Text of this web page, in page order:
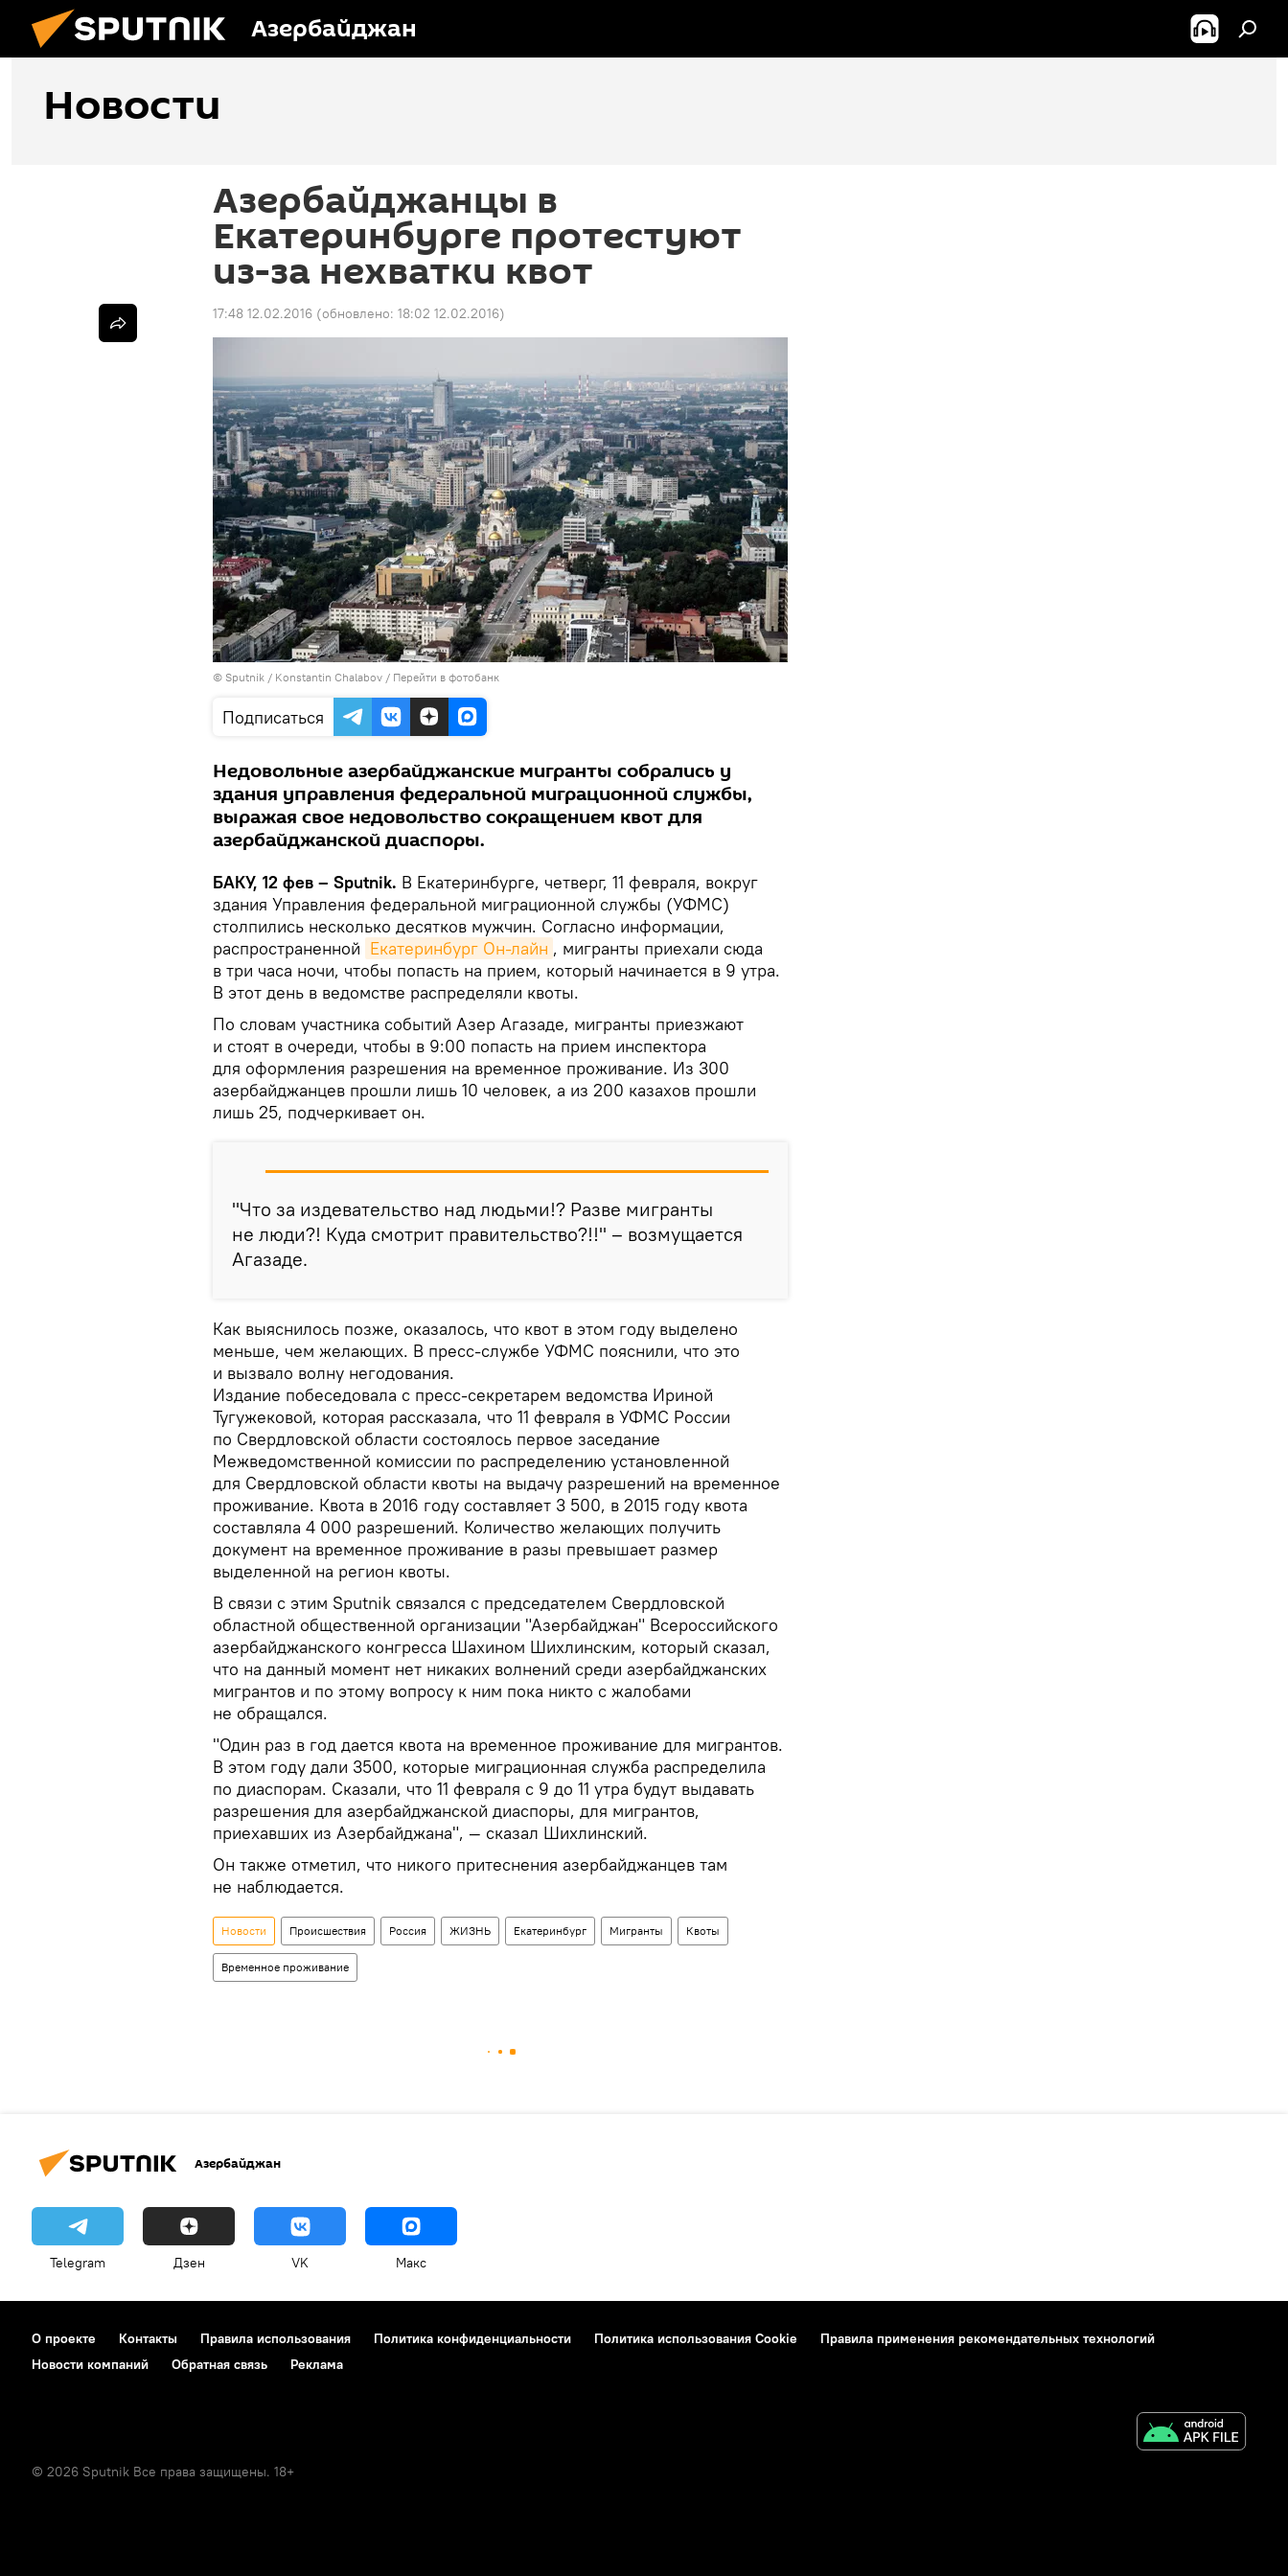
Азербайджан
Новости
Азербайджанцы в
Екатеринбурге протестуют
из-за нехватки квот
17:48 12.02.2016 (обновлено: 18:02 12.02.2016)
© Sputnik / Konstantin Chalabov / Перейти в фотобанк
Подписаться
Недовольные азербайджанские мигранты собрались у
здания управления федеральной миграционной службы,
выражая свое недовольство сокращением квот для
азербайджанской диаспоры.
БАКУ, 12 фев – Sputnik. В Екатеринбурге, четверг, 11 февраля, вокруг
здания Управления федеральной миграционной службы (УФМС)
столпились несколько десятков мужчин. Согласно информации,
распространенной Екатеринбург Он-лайн , мигранты приехали сюда
в три часа ночи, чтобы попасть на прием, который начинается в 9 утра.
В этот день в ведомстве распределяли квоты.
По словам участника событий Азер Агазаде, мигранты приезжают
и стоят в очереди, чтобы в 9:00 попасть на прием инспектора
для оформления разрешения на временное проживание. Из 300
азербайджанцев прошли лишь 10 человек, а из 200 казахов прошли
лишь 25, подчеркивает он.
"Что за издевательство над людьми!? Разве мигранты
не люди?! Куда смотрит правительство?!!" – возмущается
Агазаде.
Как выяснилось позже, оказалось, что квот в этом году выделено
меньше, чем желающих. В пресс-службе УФМС пояснили, что это
и вызвало волну негодования.
Издание побеседовала с пресс-секретарем ведомства Ириной
Тугужековой, которая рассказала, что 11 февраля в УФМС России
по Свердловской области состоялось первое заседание
Межведомственной комиссии по распределению установленной
для Свердловской области квоты на выдачу разрешений на временное
проживание. Квота в 2016 году составляет 3 500, в 2015 году квота
составляла 4 000 разрешений. Количество желающих получить
документ на временное проживание в разы превышает размер
выделенной на регион квоты.
В связи с этим Sputnik связался с председателем Свердловской
областной общественной организации "Азербайджан" Всероссийского
азербайджанского конгресса Шахином Шихлинским, который сказал,
что на данный момент нет никаких волнений среди азербайджанских
мигрантов и по этому вопросу к ним пока никто с жалобами
не обращался.
"Один раз в год дается квота на временное проживание для мигрантов.
В этом году дали 3500, которые миграционная служба распределила
по диаспорам. Сказали, что 11 февраля с 9 до 11 утра будут выдавать
разрешения для азербайджанской диаспоры, для мигрантов,
приехавших из Азербайджана", — сказал Шихлинский.
Он также отметил, что никого притеснения азербайджанцев там
не наблюдается.
Новости Происшествия Россия ЖИЗНЬ Екатеринбург Мигранты Квоты
Временное проживание
Азербайджан
Telegram Дзен VK Макс
О проекте Контакты Правила использования Политика конфиденциальности Политика использования Cookie
Правила применения рекомендательных технологий
Новости компаний
Обратная связь Реклама
© 2026 Sputnik Все права защищены. 18+